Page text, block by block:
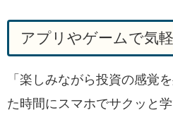
アプリやゲームで気
「楽しみながら投資の感覚
た時間にスマホでサクッと